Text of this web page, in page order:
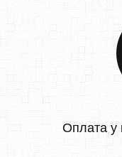
Оплата у